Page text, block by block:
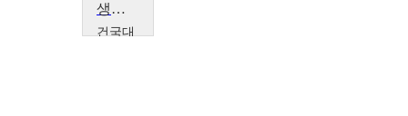
생명과학 : 유전자의 이해1
건국대